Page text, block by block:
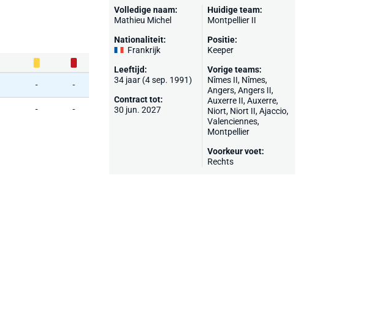
- -
- -
Volledige naam:
Mathieu Michel
Nationaliteit:
Frankrijk
Leeftijd:
34 jaar (4 sep. 1991)
Contract tot:
30 jun. 2027
Huidige team:
Montpellier II
Positie:
Keeper
Vorige teams:
Nîmes II, Nîmes,
Angers, Angers II,
Auxerre II,Auxerre,
Niort, Niort II,Ajaccio,
Valenciennes,
Montpellier
Voorkeur voet:
Rechts